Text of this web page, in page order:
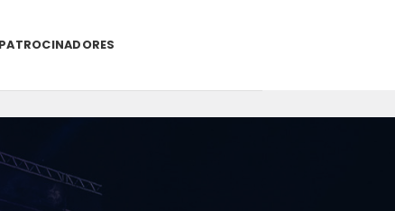
PATROCINADORES